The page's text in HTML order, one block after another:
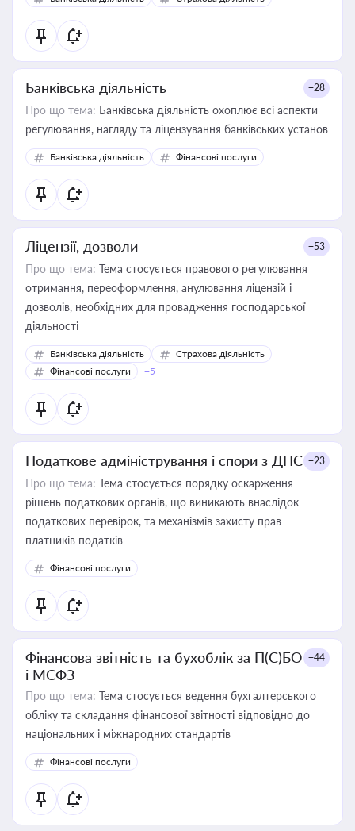
контрагентами
Банківська діяльність +28
Про що тема: Банківська діяльність охоплює всі аспекти
регулювання, нагляду та ліцензування банківських установ
Банківська діяльність Фінансові послуги
Ліцензії, дозволи +53
Про що тема: Тема стосується правового регулювання
отримання, переоформлення, анулювання ліцензій і
дозволів, необхідних для провадження господарської
діяльності
Банківська діяльність
Страхова діяльність
Фінансові послуги
+5
Податкове адміністрування і спори з ДПС +23
Про що тема: Тема стосується порядку оскарження
рішень податкових органів, що виникають внаслідок
податкових перевірок, та механізмів захисту прав
платників податків
Фінансові послуги
Фінансова звітність та бухоблік за П(С)БО
і МСФЗ
+44
Про що тема: Тема стосується ведення бухгалтерського
обліку та складання фінансової звітності відповідно до
національних і міжнародних стандартів
Фінансові послуги